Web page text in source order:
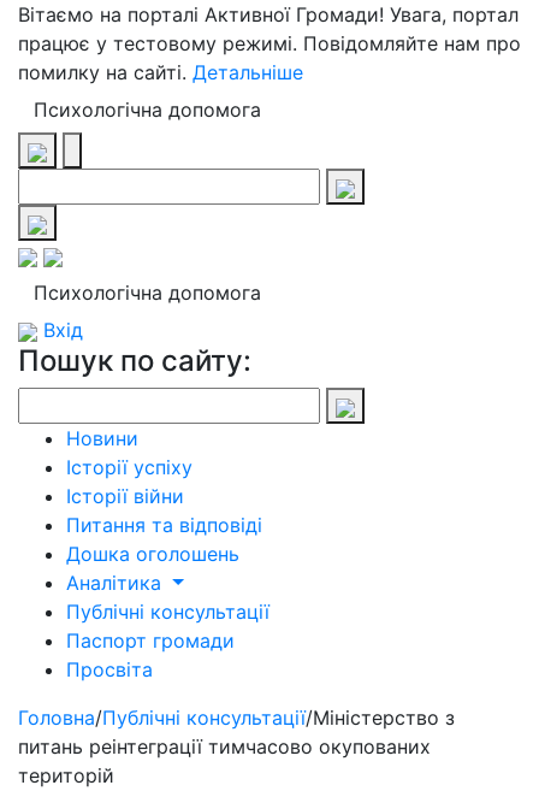
Вітаємо на порталі Активної Громади! Увага, портал
працює у тестовому режимі. Повідомляйте нам про
помилку на сайті. Детальніше
Психологічна допомога
Психологічна допомога
Вхід
Пошук по сайту:
Новини
Історії успіху
Історії війни
Питання та відповіді
Дошка оголошень
Аналітика
Публічні консультації
Паспорт громади
Просвіта
Головна/Публічні консультації/Міністерство з
питань реінтеграції тимчасово окупованих
територій